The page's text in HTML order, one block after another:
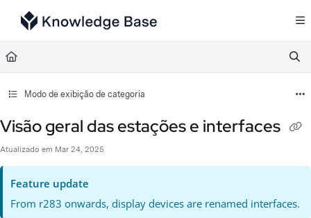
Documentation Index
Fetch the complete documentation index at:
Use this file to discover all available pages before exploring further.
Modo de exibição de categoria
Visão geral das estações e interfaces
Atualizado em Mar 24, 2025
Feature update
From r283 onwards, display devices are renamed interfaces.